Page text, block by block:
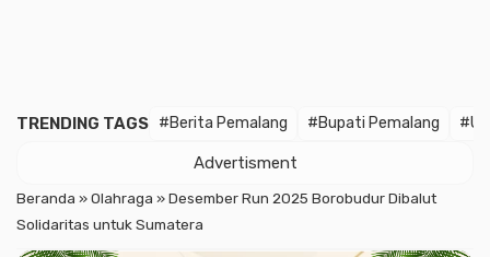
TRENDING TAGS #Berita Pemalang #Bupati Pemalang
Advertisment
Beranda »Olahraga »Desember Run 2025 Borobudur Dibalut
Solidaritas untuk Sumatera